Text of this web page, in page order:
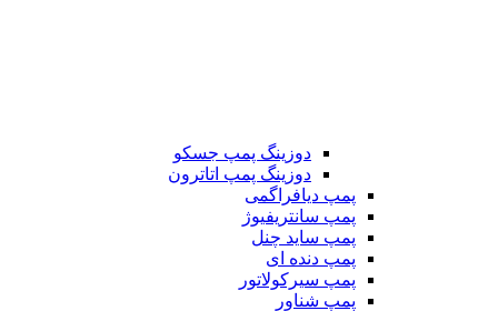
دوزینگ پمپ جسکو
دوزینگ پمپ اتاترون
پمپ دیافراگمی
پمپ سانتریفیوژ
پمپ ساید چنل
پمپ دنده ای
پمپ سیرکولاتور
پمپ شناور